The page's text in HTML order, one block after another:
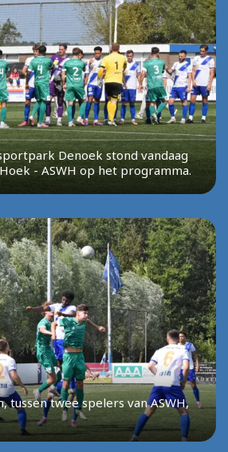
Denoek stond vandaag
- ASWH op het programma.
tussen twee spelers van ASWH,